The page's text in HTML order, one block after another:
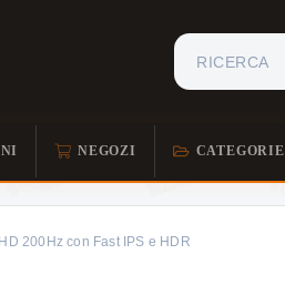
NEGOZI CATEGORIE
200Hz con Fast IPS e HDR